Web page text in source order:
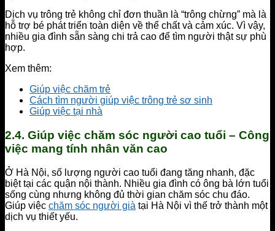
Dịch vụ trông trẻ không chỉ đơn thuần là “trông chừng” mà là
hỗ trợ bé phát triển toàn diện về thể chất và cảm xúc. Vì vậy,
nhiều gia đình sẵn sàng chi trả cao để tìm người thật sự phù
hợp.
Xem thêm:
Giúp việc chăm trẻ
Cách tìm người giúp việc trông trẻ sơ sinh
Giúp việc tại nhà
2.4. Giúp việc chăm sóc người cao tuổi – Công
việc mang tính nhân văn cao
Ở Hà Nội, số lượng người cao tuổi đang tăng nhanh, đặc
biệt tại các quận nội thành. Nhiều gia đình có ông bà lớn tuổi
sống cùng nhưng không đủ thời gian chăm sóc chu đáo.
Giúp việc chăm sóc người già tại Hà Nội vì thế trở thành một
dịch vụ thiết yếu.